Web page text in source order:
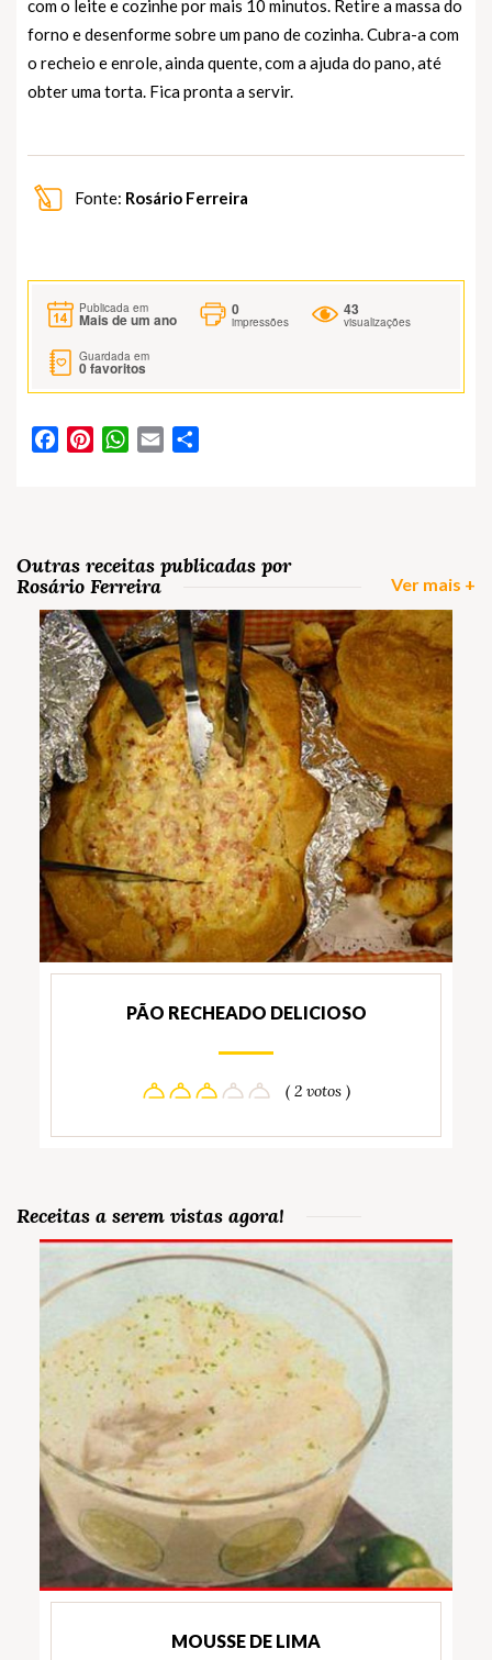
com o leite e cozinhe por mais 10 minutos. Retire a massa do
forno e desenforme sobre um pano de cozinha. Cubra-a com
o recheio e enrole, ainda quente, com a ajuda do pano, até
obter uma torta. Fica pronta a servir.
Fonte: Rosário Ferreira
Publicada em
Mais de um ano
0
impressões
43
visualizações
Guardada em
0favoritos
FacebookPinterestWhatsApp
Email
Outras receitas publicadas por
Rosário Ferreira
Ver mais +
PÃO RECHEADO DELICIOSO
( 2 votos )
Receitas a serem vistas agora!
MOUSSE DE LIMA